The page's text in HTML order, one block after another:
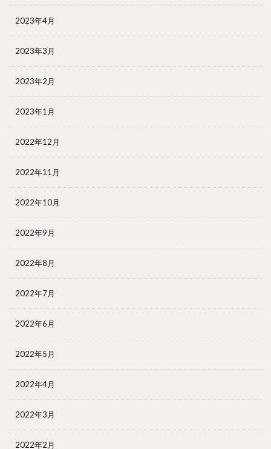
2023年4月
2023年3月
2023年2月
2023年1月
2022年12月
2022年11月
2022年10月
2022年9月
2022年8月
2022年7月
2022年6月
2022年5月
2022年4月
2022年3月
2022年2月